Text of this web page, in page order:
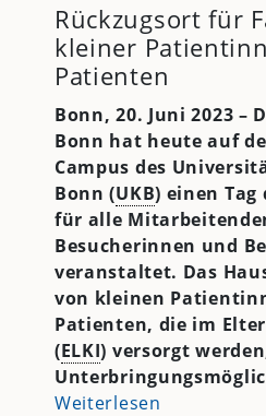
Rückzugsort für
kleiner
Patienten
Bonn,20. Juni 2023 –
Bonn hat heute auf
Campus des
Bonn (UKB) einen Tag
für alle
Besucherinnen und
veranstaltet. Das
von kleinen
Patienten, die im
(ELKI) versorgt
Weiterlesen